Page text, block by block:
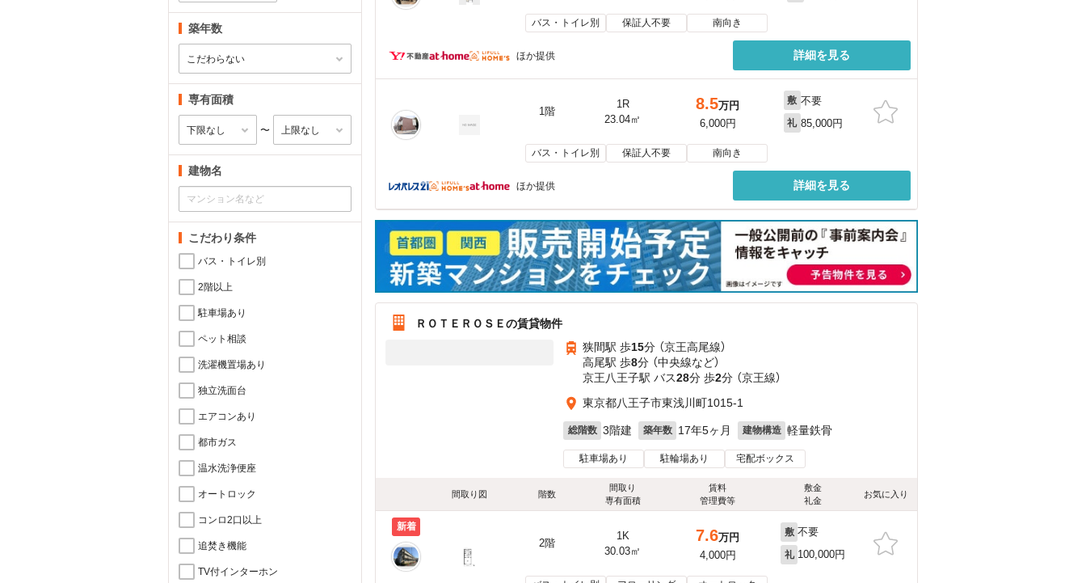
築年数
専有面積
〜
建物名
こだわり条件
バス・トイレ別
2階以上
駐車場あり
ペット相談
洗濯機置場あり
独立洗面台
エアコンあり
都市ガス
温水洗浄便座
オートロック
コンロ2口以上
追焚き機能
TV付インターホン
バス・トイレ別 保証人不要 南向き
ほか提供 詳細を見る
1階
1R
23.04㎡
8.5万円
6,000円
敷 不要
礼 85,000円
バス・トイレ別 保証人不要 南向き
ほか提供 詳細を見る
ＲＯＴＥＲＯＳＥの賃貸物件
狭間駅 歩15分 （京王高尾線）
高尾駅 歩8分 （中央線など）
京王八王子駅 バス28分 歩2分 （京王線）
東京都八王子市東浅川町1015-1
総階数 3階建 築年数 17年5ヶ月 建物構造 軽量鉄骨
駐車場あり 駐輪場あり 宅配ボックス
間取り図 階数
間取り
専有面積
賃料
管理費等
敷金
礼金
お気に入り
新着
2階
1K
30.03㎡
7.6万円
4,000円
敷 不要
礼 100,000円